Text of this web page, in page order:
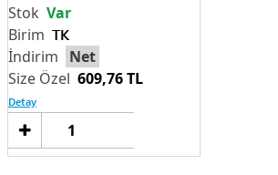
SiLiKON
TK
Net
609,76 TL
Var
Detay